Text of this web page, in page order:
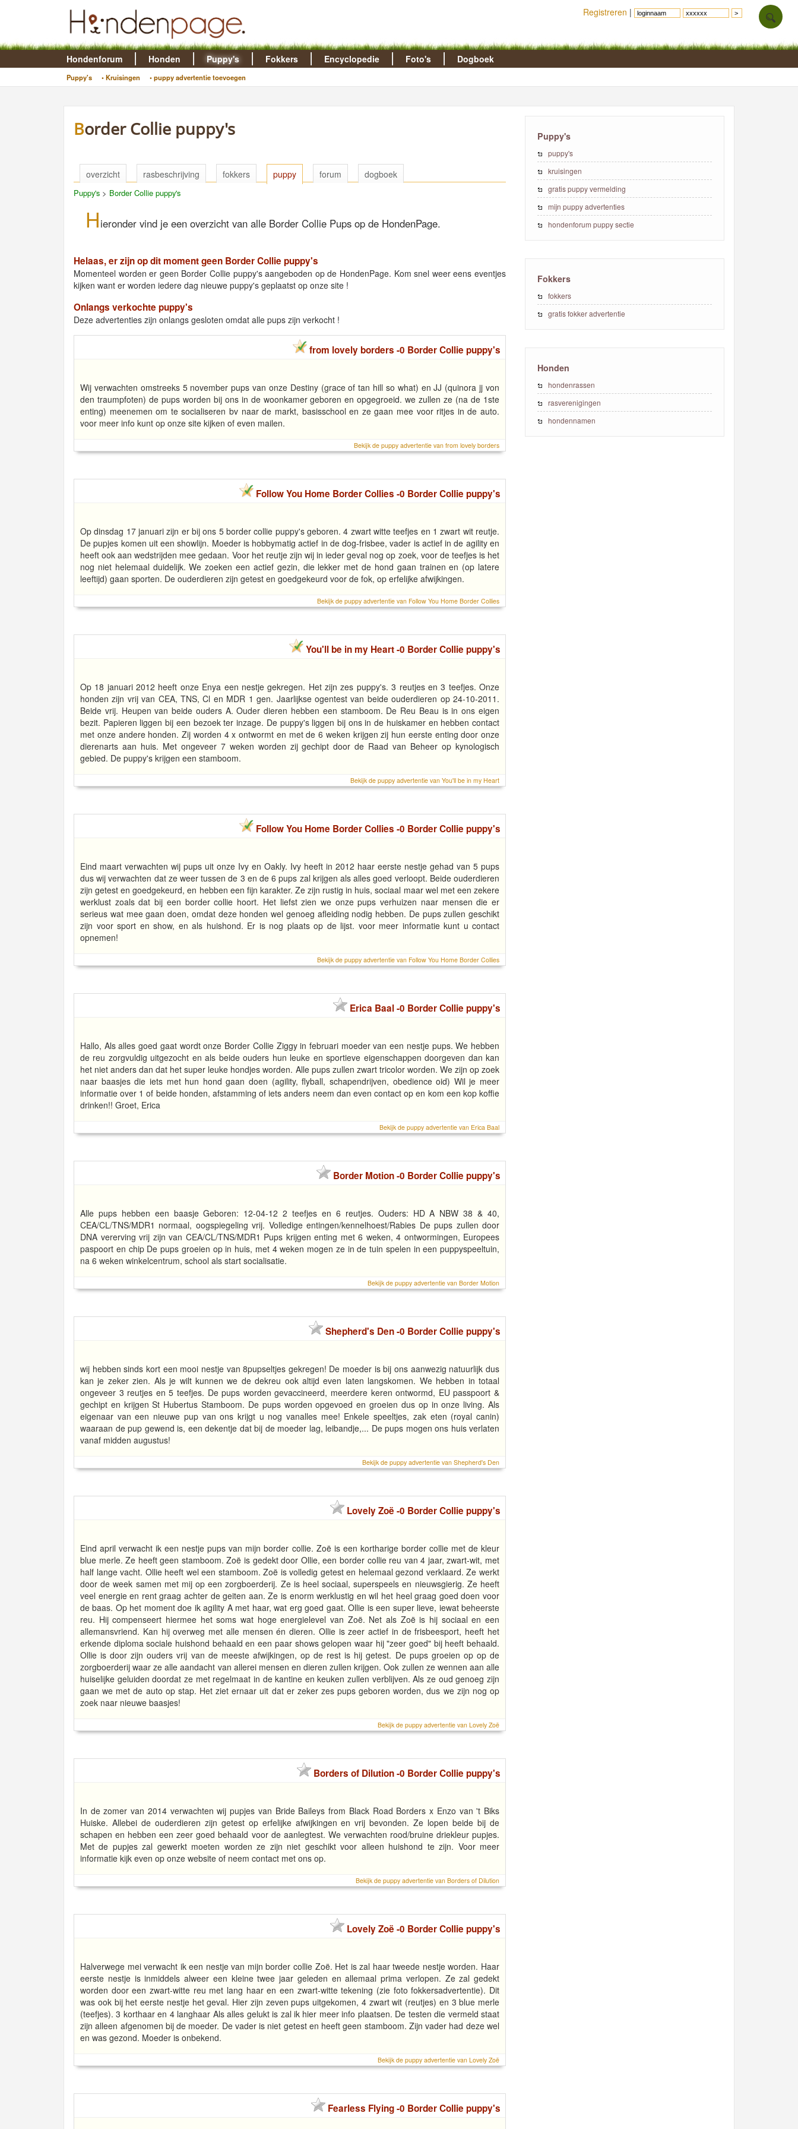
Hondenforum Honden Puppy's
Puppy's • Kruisingen • puppy advertentie toevoegen
Fokkers Encyclopedie Foto's Dogboek
Border Collie puppy's
overzicht rasbeschrijving fokkers puppy forum dogboek
Puppy's > Border Collie puppy's
Hieronder vind je een overzicht van alle Border Collie Pups op de HondenPage.
Helaas, er zijn op dit moment geen Border Collie puppy's
Momenteel worden er geen Border Collie puppy's aangeboden op de HondenPage. Kom snel weer eens eventjes
kijken want er worden iedere dag nieuwe puppy's geplaatst op onze site !
Onlangs verkochte puppy's
Deze advertenties zijn onlangs gesloten omdat alle pups zijn verkocht !
from lovely borders -0 Border Collie puppy's
Wij verwachten omstreeks 5 november pups van onze Destiny (grace of tan hill so what) en JJ (quinora jj von
den traumpfoten) de pups worden bij ons in de woonkamer geboren en opgegroeid. we zullen ze (na de 1ste
enting) meenemen om te socialiseren bv naar de markt, basisschool en ze gaan mee voor ritjes in de auto.
voor meer info kunt op onze site kijken of even mailen.
Bekijk de puppy advertentie van from lovely borders
Follow You Home Border Collies -0 Border Collie puppy's
Op dinsdag 17 januari zijn er bij ons 5 border collie puppy's geboren. 4 zwart witte teefjes en 1 zwart wit reutje.
De pupjes komen uit een showlijn. Moeder is hobbymatig actief in de dog-frisbee, vader is actief in de agility en
heeft ook aan wedstrijden mee gedaan. Voor het reutje zijn wij in ieder geval nog op zoek, voor de teefjes is het
nog niet helemaal duidelijk. We zoeken een actief gezin, die lekker met de hond gaan trainen en (op latere
leeftijd) gaan sporten. De ouderdieren zijn getest en goedgekeurd voor de fok, op erfelijke afwijkingen.
Bekijk de puppy advertentie van Follow You Home Border Collies
You'll be in my Heart -0 Border Collie puppy's
Op 18 januari 2012 heeft onze Enya een nestje gekregen. Het zijn zes puppy's. 3 reutjes en 3 teefjes. Onze
honden zijn vrij van CEA, TNS, Cl en MDR 1 gen. Jaarlijkse ogentest van beide ouderdieren op 24-10-2011.
Beide vrij. Heupen van beide ouders A. Ouder dieren hebben een stamboom. De Reu Beau is in ons eigen
bezit. Papieren liggen bij een bezoek ter inzage. De puppy's liggen bij ons in de huiskamer en hebben contact
met onze andere honden. Zij worden 4 x ontwormt en met de 6 weken krijgen zij hun eerste enting door onze
dierenarts aan huis. Met ongeveer 7 weken worden zij gechipt door de Raad van Beheer op kynologisch
gebied. De puppy's krijgen een stamboom.
Bekijk de puppy advertentie van You'll be in my Heart
Follow You Home Border Collies -0 Border Collie puppy's
Eind maart verwachten wij pups uit onze Ivy en Oakly. Ivy heeft in 2012 haar eerste nestje gehad van 5 pups
dus wij verwachten dat ze weer tussen de 3 en de 6 pups zal krijgen als alles goed verloopt. Beide ouderdieren
zijn getest en goedgekeurd, en hebben een fijn karakter. Ze zijn rustig in huis, sociaal maar wel met een zekere
werklust zoals dat bij een border collie hoort. Het liefst zien we onze pups verhuizen naar mensen die er
serieus wat mee gaan doen, omdat deze honden wel genoeg afleiding nodig hebben. De pups zullen geschikt
zijn voor sport en show, en als huishond. Er is nog plaats op de lijst. voor meer informatie kunt u contact
opnemen!
Bekijk de puppy advertentie van Follow You Home Border Collies
Erica Baal -0 Border Collie puppy's
Hallo, Als alles goed gaat wordt onze Border Collie Ziggy in februari moeder van een nestje pups. We hebben
de reu zorgvuldig uitgezocht en als beide ouders hun leuke en sportieve eigenschappen doorgeven dan kan
het niet anders dan dat het super leuke hondjes worden. Alle pups zullen zwart tricolor worden. We zijn op zoek
naar baasjes die iets met hun hond gaan doen (agility, flyball, schapendrijven, obedience oid) Wil je meer
informatie over 1 of beide honden, afstamming of iets anders neem dan even contact op en kom een kop koffie
drinken!! Groet, Erica
Bekijk de puppy advertentie van Erica Baal
Border Motion -0 Border Collie puppy's
Alle pups hebben een baasje Geboren: 12-04-12 2 teefjes en 6 reutjes. Ouders: HD A NBW 38 & 40,
CEA/CL/TNS/MDR1 normaal, oogspiegeling vrij. Volledige entingen/kennelhoest/Rabies De pups zullen door
DNA vererving vrij zijn van CEA/CL/TNS/MDR1 Pups krijgen enting met 6 weken, 4 ontwormingen, Europees
paspoort en chip De pups groeien op in huis, met 4 weken mogen ze in de tuin spelen in een puppyspeeltuin,
na 6 weken winkelcentrum, school als start socialisatie.
Bekijk de puppy advertentie van Border Motion
Shepherd's Den -0 Border Collie puppy's
wij hebben sinds kort een mooi nestje van 8pupseltjes gekregen! De moeder is bij ons aanwezig natuurlijk dus
kan je zeker zien. Als je wilt kunnen we de dekreu ook altijd even laten langskomen. We hebben in totaal
ongeveer 3 reutjes en 5 teefjes. De pups worden gevaccineerd, meerdere keren ontwormd, EU passpoort &
gechipt en krijgen St Hubertus Stamboom. De pups worden opgevoed en groeien dus op in onze living. Als
eigenaar van een nieuwe pup van ons krijgt u nog vanalles mee! Enkele speeltjes, zak eten (royal canin)
waaraan de pup gewend is, een dekentje dat bij de moeder lag, leibandje,... De pups mogen ons huis verlaten
vanaf midden augustus!
Bekijk de puppy advertentie van Shepherd's Den
Lovely Zoë -0 Border Collie puppy's
Eind april verwacht ik een nestje pups van mijn border collie. Zoë is een kortharige border collie met de kleur
blue merle. Ze heeft geen stamboom. Zoë is gedekt door Ollie, een border collie reu van 4 jaar, zwart-wit, met
half lange vacht. Ollie heeft wel een stamboom. Zoë is volledig getest en helemaal gezond verklaard. Ze werkt
door de week samen met mij op een zorgboerderij. Ze is heel sociaal, superspeels en nieuwsgierig. Ze heeft
veel energie en rent graag achter de geiten aan. Ze is enorm werklustig en wil het heel graag goed doen voor
de baas. Op het moment doe ik agility A met haar, wat erg goed gaat. Ollie is een super lieve, iewat beheerste
reu. Hij compenseert hiermee het soms wat hoge energielevel van Zoë. Net als Zoë is hij sociaal en een
allemansvriend. Kan hij overweg met alle mensen én dieren. Ollie is zeer actief in de frisbeesport, heeft het
erkende diploma sociale huishond behaald en een paar shows gelopen waar hij "zeer goed" bij heeft behaald.
Ollie is door zijn ouders vrij van de meeste afwijkingen, op de rest is hij getest. De pups groeien op op de
zorgboerderij waar ze alle aandacht van allerei mensen en dieren zullen krijgen. Ook zullen ze wennen aan alle
huiselijke geluiden doordat ze met regelmaat in de kantine en keuken zullen verblijven. Als ze oud genoeg zijn
gaan we met de auto op stap. Het ziet ernaar uit dat er zeker zes pups geboren worden, dus we zijn nog op
zoek naar nieuwe baasjes!
Bekijk de puppy advertentie van Lovely Zoë
Borders of Dilution -0 Border Collie puppy's
In de zomer van 2014 verwachten wij pupjes van Bride Baileys from Black Road Borders x Enzo van 't Biks
Huiske. Allebei de ouderdieren zijn getest op erfelijke afwijkingen en vrij bevonden. Ze lopen beide bij de
schapen en hebben een zeer goed behaald voor de aanlegtest. We verwachten rood/bruine driekleur pupjes.
Met de pupjes zal gewerkt moeten worden ze zijn niet geschikt voor alleen huishond te zijn. Voor meer
informatie kijk even op onze website of neem contact met ons op.
Bekijk de puppy advertentie van Borders of Dilution
Lovely Zoë -0 Border Collie puppy's
Halverwege mei verwacht ik een nestje van mijn border collie Zoë. Het is zal haar tweede nestje worden. Haar
eerste nestje is inmiddels alweer een kleine twee jaar geleden en allemaal prima verlopen. Ze zal gedekt
worden door een zwart-witte reu met lang haar en een zwart-witte tekening (zie foto fokkersadvertentie). Dit
was ook bij het eerste nestje het geval. Hier zijn zeven pups uitgekomen, 4 zwart wit (reutjes) en 3 blue merle
(teefjes). 3 korthaar en 4 langhaar Als alles gelukt is zal ik hier meer info plaatsen. De testen die vermeld staat
zijn alleen afgenomen bij de moeder. De vader is niet getest en heeft geen stamboom. Zijn vader had deze wel
en was gezond. Moeder is onbekend.
Bekijk de puppy advertentie van Lovely Zoë
Fearless Flying -0 Border Collie puppy's
Puppy's
puppy's
kruisingen
gratis puppy vermelding
mijn puppy advertenties
hondenforum puppy sectie
Fokkers
fokkers
gratis fokker advertentie
Honden
hondenrassen
rasverenigingen
hondennamen
Registreren |